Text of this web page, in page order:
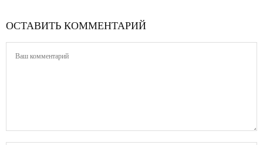
ОСТАВИТЬ КОММЕНТАРИЙ